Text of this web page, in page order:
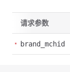
请求参数
brand_mchid